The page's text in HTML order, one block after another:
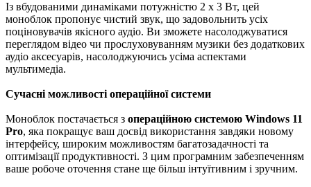
Із вбудованими динаміками потужністю 2 x 3 Вт, цей
моноблок пропонує чистий звук, що задовольнить усіх
поціновувачів якісного аудіо. Ви зможете насолоджуватися
переглядом відео чи прослуховуванням музики без додаткових
аудіо аксесуарів, насолоджуючись усіма аспектами
мультимедіа.
Сучасні можливості операційної системи
Моноблок постачається з операційною системою Windows 11
Pro, яка покращує ваш досвід використання завдяки новому
інтерфейсу, широким можливостям багатозадачності та
оптимізації продуктивності. З цим програмним забезпеченням
ваше робоче оточення стане ще більш інтуїтивним і зручним.